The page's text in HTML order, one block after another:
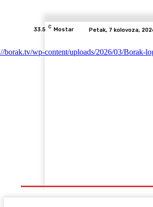
33.5 C Mostar Petak, 7 kolovoza,